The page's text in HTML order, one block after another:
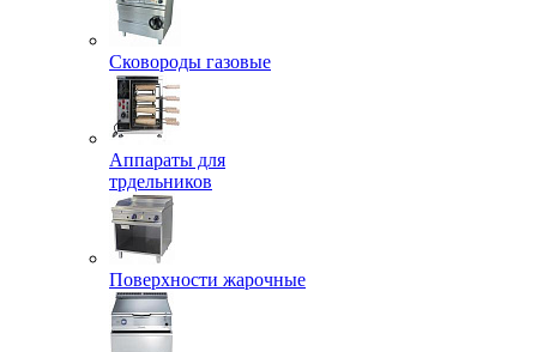
Сковороды газовые
Аппараты для
трдельников
Поверхности жарочные